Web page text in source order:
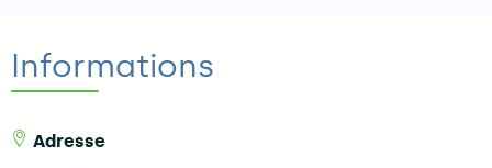
Informations
Adresse